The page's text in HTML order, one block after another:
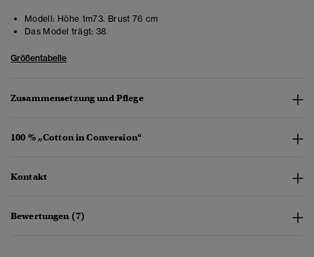
Modell: Höhe 1m73. Brust 76 cm
Das Model trägt: 38
Größentabelle
Zusammensetzung und Pflege
100 % „Cotton in Conversion“
Kontakt
Bewertungen (7)